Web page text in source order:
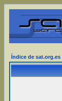
Índice de sat.org.es